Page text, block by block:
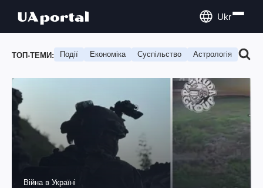
Ukr
ТОП-ТЕМИ: Події Економіка Суспільство Астрологія
Війна в Україні